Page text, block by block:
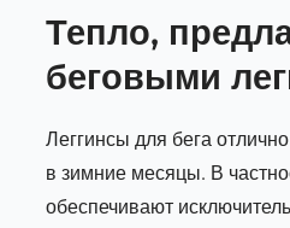
Тепло,
беговыми
Леггинсы для бега
в зимние месяцы. В
обеспечивают